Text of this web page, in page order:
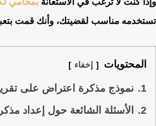
تستخدمه مناسب لقضيتك، وأنك قمت
المحتويات إخفاء
1.
نموذج مذكرة اعتراض على
2.
الأسئلة الشائعة حول إعداد